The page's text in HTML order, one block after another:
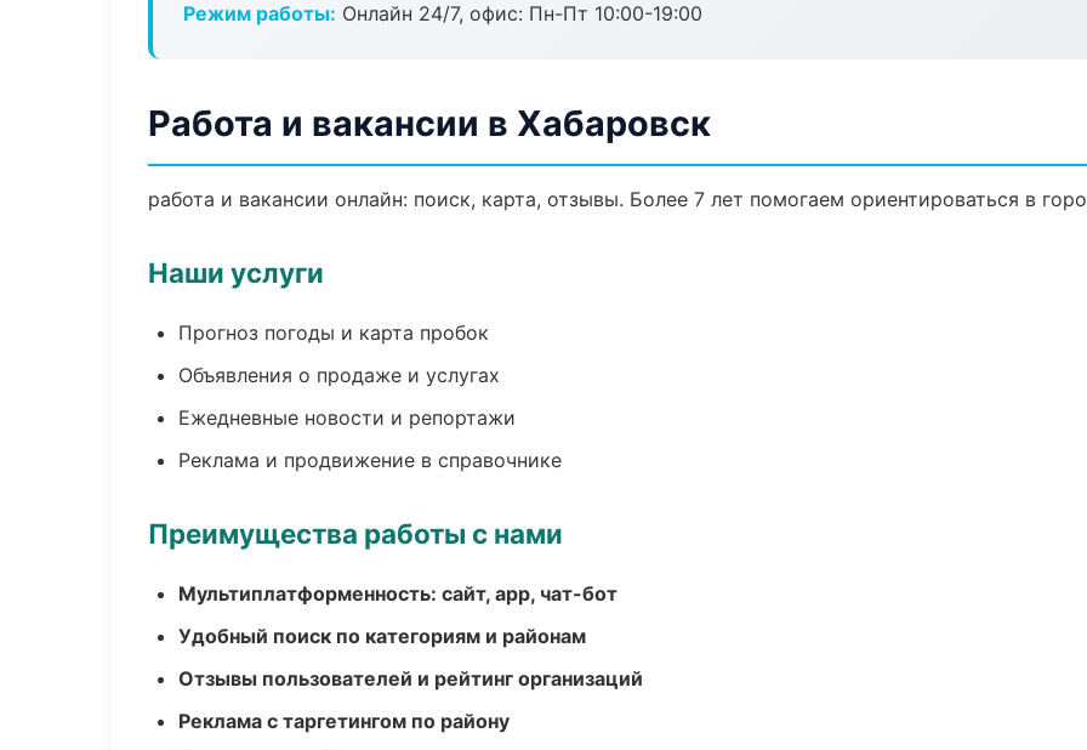
Режим работы: Онлайн 24/7, офис: Пн-Пт 10:00-19:00
Работа и вакансии в Хабаровск
работа и вакансии онлайн: поиск, карта, отзывы. Более 7 лет помогаем ориентироваться в
Наши услуги
Прогноз погоды и карта пробок
Объявления о продаже и услугах
Ежедневные новости и репортажи
Реклама и продвижение в справочнике
Преимущества работы с нами
Мультиплатформенность: сайт, app, чат-бот
Удобный поиск по категориям и районам
Отзывы пользователей и рейтинг организаций
Реклама с таргетингом по району